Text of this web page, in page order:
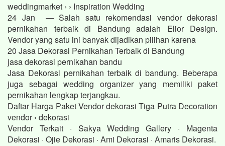
weddingmarket › › Inspiration Wedding
24 Jan — Salah satu rekomendasi vendor dekorasi
pernikahan terbaik di Bandung adalah Elior Design.
Vendor yang satu ini banyak dijadikan pilihan karena
20 Jasa Dekorasi Pernikahan Terbaik di Bandung
jasa dekorasi pernikahan bandu
Jasa Dekorasi pernikahan terbaik di bandung. Beberapa
juga sebagai wedding organizer yang memiliki paket
pernikahan lengkap terjangkau.
Daftar Harga Paket Vendor dekorasi Tiga Putra Decoration
vendor › dekorasi
Vendor Terkait · Sakya Wedding Gallery · Magenta
Dekorasi · Ojie Dekorasi · Ami Dekorasi · Amaris Dekorasi.